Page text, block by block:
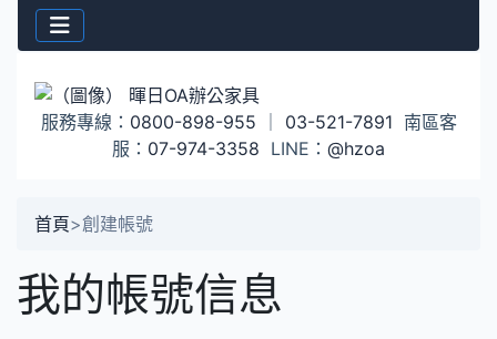
服務專線： 0800-898-955 03-521-7891 南區客
服： 07-974-3358 LINE： @hzoa
首頁>創建帳號
我的帳號信息